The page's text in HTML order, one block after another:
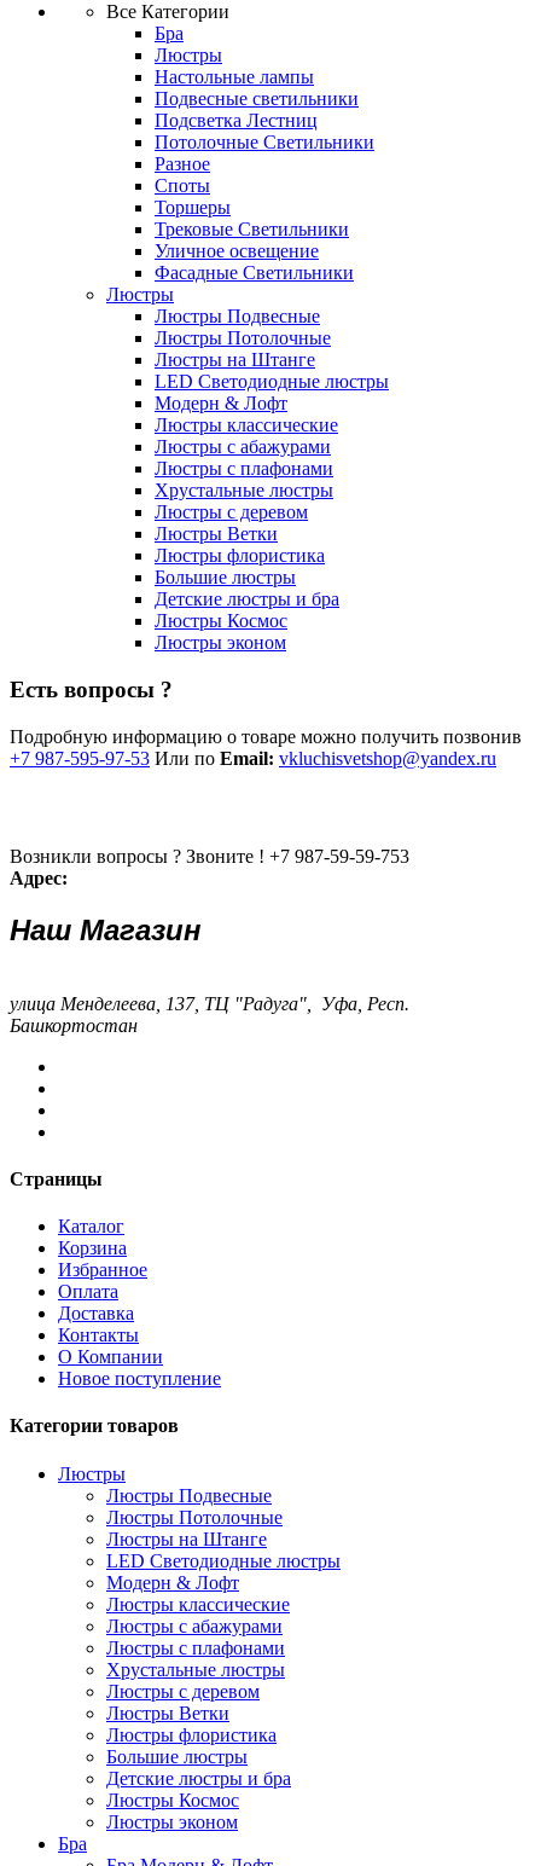
Все Категории
Бра
Люстры
Настольные лампы
Подвесные светильники
Подсветка Лестниц
Потолочные Светильники
Разное
Споты
Торшеры
Трековые Светильники
Уличное освещение
Фасадные Светильники
Люстры
Люстры Подвесные
Люстры Потолочные
Люстры на Штанге
LED Светодиодные люстры
Модерн & Лофт
Люстры классические
Люстры с абажурами
Люстры с плафонами
Хрустальные люстры
Люстры с деревом
Люстры Ветки
Люстры флористика
Большие люстры
Детские люстры и бра
Люстры Космос
Люстры эконом
Есть вопросы ?
Подробную информацию о товаре можно получить позвонив
+7 987-595-97-53 Или по Email: vkluchisvetshop@yandex.ru
Возникли вопросы ? Звоните ! +7 987-59-59-753
Адрес:
Наш Магазин
улица Менделеева, 137, ТЦ "Радуга", Уфа, Респ.
Башкортостан
Страницы
Каталог
Корзина
Избранное
Оплата
Доставка
Контакты
О Компании
Новое поступление
Категории товаров
Люстры
Люстры Подвесные
Люстры Потолочные
Люстры на Штанге
LED Светодиодные люстры
Модерн & Лофт
Люстры классические
Люстры с абажурами
Люстры с плафонами
Хрустальные люстры
Люстры с деревом
Люстры Ветки
Люстры флористика
Большие люстры
Детские люстры и бра
Люстры Космос
Люстры эконом
Бра